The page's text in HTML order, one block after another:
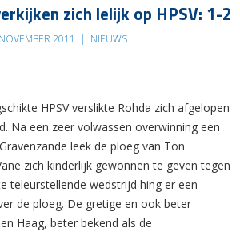
zich lelijk op HPSV: 1-2
2011 | NIEUWS
HPSV verslikte Rohda zich afgelopen
Na een zeer volwassen overwinning een
leek de ploeg van Ton
zich kinderlijk gewonnen te geven tegen
teleurstellende wedstrijd hing er een
de ploeg. De gretige en ook beter
Haag, beter bekend als de